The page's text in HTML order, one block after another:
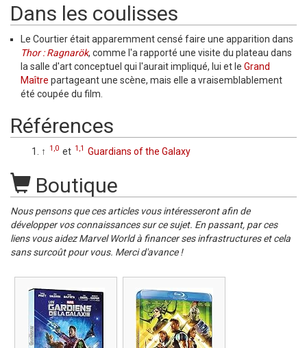
Dans les coulisses
Le Courtier était apparemment censé faire une apparition dans
Thor : Ragnarök, comme l'a rapporté une visite du plateau dans
la salle d'art conceptuel qui l'aurait impliqué, lui et le Grand
Maître partageant une scène, mais elle a vraisemblablement
été coupée du film.
Références
↑ 1,0 et 1,1 Guardians of the Galaxy
Boutique
Nous pensons que ces articles vous intéresseront afin de
développer vos connaissances sur ce sujet. En passant, par ces
liens vous aidez Marvel World à financer ses infrastructures et cela
sans surcoût pour vous. Merci d'avance !